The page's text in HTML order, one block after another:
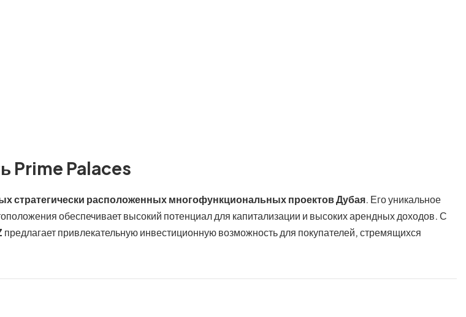
Prime Palaces
стратегически расположенных многофункциональных проектов Дубая. Его уникальное
обеспечивает высокий потенциал для капитализации и высоких арендных доходов. С
предлагает привлекательную инвестиционную возможность для покупателей, стремящихся